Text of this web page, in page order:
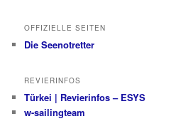
OFFIZIELLE SEITEN
Die Seenotretter
REVIERINFOS
Türkei | Revierinfos – ESYS
w-sailingteam